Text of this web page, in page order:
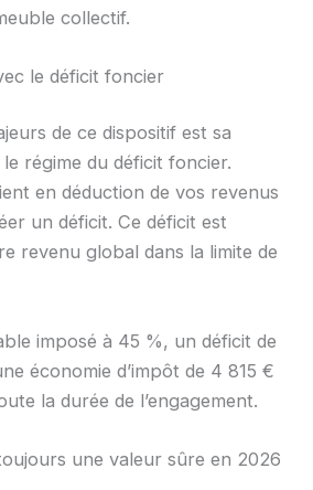
collectif.
le déficit foncier
de ce dispositif est sa
régime du déficit foncier.
en déduction de vos revenus
un déficit. Ce déficit est
revenu global dans la limite de
imposé à 45 %, un déficit de
économie d’impôt de 4 815 €
la durée de l’engagement.
une valeur sûre en 2026